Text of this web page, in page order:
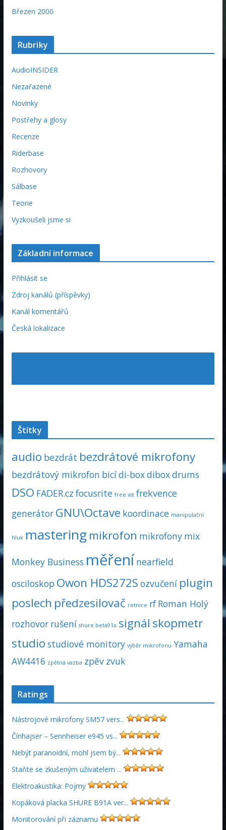
Březen 2000
Rubriky
AudioINSIDER
Nezařazené
Novinky
Postřehy a glosy
Recenze
Riderbase
Rozhovory
Sálbase
Teorie
Vyzkoušeli jsme si
Základní informace
Přihlásit se
Zdroj kanálů (příspěvky)
Kanál komentářů
Česká lokalizace
Štítky
audio bezdrát bezdrátové mikrofony
bezdrátový mikrofon bicídi-boxdiboxdrums
DSO FADER.cz focusrite free vst frekvence
generátor GNU\Octave koordinace manipulační
hluk mastering mikrofon mikrofony mix
Monkey Business měření nearfield
osciloskop Owon HDS272S ozvučení plugin
poslech předzesilovač retnice rf Roman Holý
rozhovor rušení shure beta91a signál skopmetr
studio studiové monitory výběr mikrofonu Yamaha
AW4416 zpětná vazba zpěv zvuk
Ratings
Nástrojové mikrofony SM57 vers...
Čínhajser – Sennheiser e945 vs...
Nebýt paranoidní, mohl jsem bý...
Staňte se zkušeným uživatelem ...
Elektroakustika: Pojmy
Kopáková placka SHURE B91A ver...
Monitorování při záznamu